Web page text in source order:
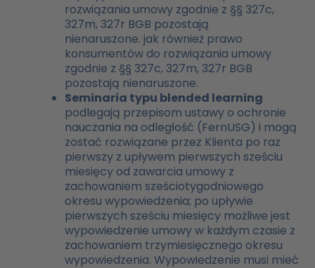
rozwiązania umowy zgodnie z §§ 327c,
327m, 327r BGB pozostają
nienaruszone. jak również prawo
konsumentów do rozwiązania umowy
zgodnie z §§ 327c, 327m, 327r BGB
pozostają nienaruszone.
Seminaria typu blended learning
podlegają przepisom ustawy o ochronie
nauczania na odległość (FernUSG) i mogą
zostać rozwiązane przez Klienta po raz
pierwszy z upływem pierwszych sześciu
miesięcy od zawarcia umowy z
zachowaniem sześciotygodniowego
okresu wypowiedzenia; po upływie
pierwszych sześciu miesięcy możliwe jest
wypowiedzenie umowy w każdym czasie z
zachowaniem trzymiesięcznego okresu
wypowiedzenia. Wypowiedzenie musi mieć